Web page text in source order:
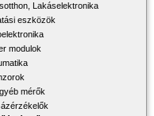
Lakáselektronika
eszközök
modulok
mérők